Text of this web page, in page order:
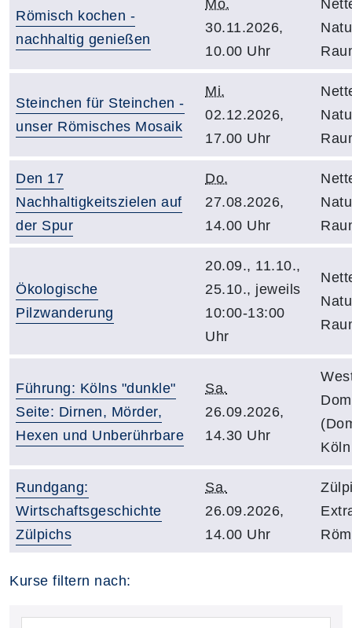
Römisch kochen -
nachhaltig genießen
Mo.
30.11.2026,
10.00 Uhr
Steinchen für Steinchen -
unser Römisches Mosaik
Mi.
02.12.2026,
17.00 Uhr
Den 17
Nachhaltigkeitszielen auf
der Spur
Do.
27.08.2026,
14.00 Uhr
Ökologische
Pilzwanderung
20.09., 11.10.,
25.10., jeweils
10:00-13:00
Uhr
Führung: Kölns "dunkle"
Seite: Dirnen, Mörder,
Hexen und Unberührbare
Sa.
26.09.2026,
14.30 Uhr
Dom
Köln
Rundgang:
Wirtschaftsgeschichte
Zülpichs
Sa.
26.09.2026,
14.00 Uhr
Kurse filtern nach: